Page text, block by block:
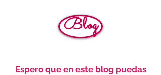
Blog
Espero que en este blog puedas